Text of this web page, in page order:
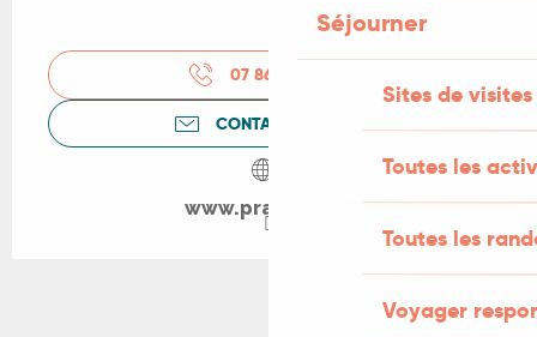
Séjourner
Sites de visites
Toutes les
Toutes les
Voyager
07 86 27 78
CONTACTEZ-NOUS
www.prayssac.fr